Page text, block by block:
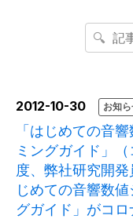
🔍
2012-10-30 お知
「はじめての音
ミングガイド」
度、弊社研究開
じめての音響数
グガイド」がコ